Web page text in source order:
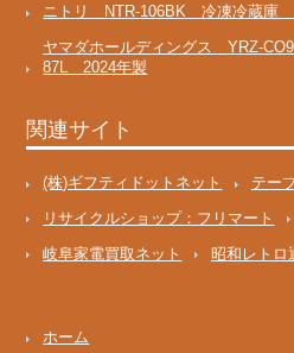
ニトリ NTR-106BK 冷凍冷蔵
ヤマダホールディングス YRZ-
87L 2024年製
関連サイト
(株)ギフティドットネット
テー
リサイクルショップ：フリマート
岐阜家電買取ネット
昭和レトロ
ホーム